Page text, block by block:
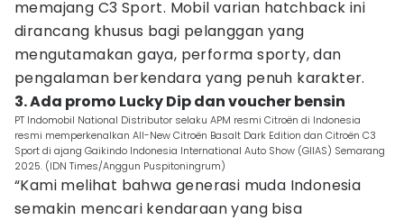
memajang C3 Sport. Mobil varian hatchback ini
dirancang khusus bagi pelanggan yang
mengutamakan gaya, performa sporty, dan
pengalaman berkendara yang penuh karakter.
3. Ada promo Lucky Dip dan voucher bensin
PT Indomobil National Distributor selaku APM resmi Citroën di Indonesia
resmi memperkenalkan All-New Citroën Basalt Dark Edition dan Citroën C3
Sport di ajang Gaikindo Indonesia International Auto Show (GIIAS) Semarang
2025. (IDN Times/Anggun Puspitoningrum)
“Kami melihat bahwa generasi muda Indonesia
semakin mencari kendaraan yang bisa